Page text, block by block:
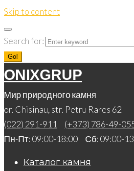
Skip to content
Search for:
Go!
ONIXGRUP
Мир природного камня
or. Chisinau, str. Petru Rares 62
(022) 291-911
(+373) 786-49-
Пн-Пт: 09:00-18:00 Сб: 09:00-
Каталог камня